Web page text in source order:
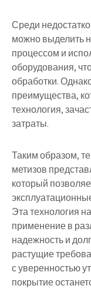
Среди
можно выделить
процессом и
оборудования,
обработки.
преимущества,
технология,
затраты.
Таким образом,
метизов
который
Эта технология
применение в
надежность и
растущие
с уверенностью
покрытие